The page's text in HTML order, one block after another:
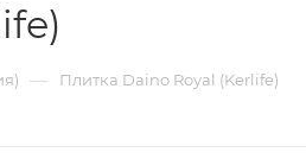
— Плитка Daino Royal (Kerlife)